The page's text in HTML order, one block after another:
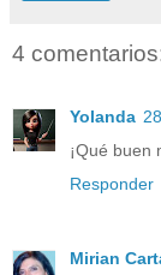
4
Yolanda
¡Qué buen
Responder
Mirian